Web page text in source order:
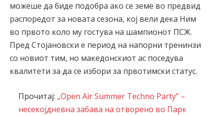
можеше да биде подобра ако се земе во предвид
распоредот за новата сезона, кој вели дека Ним
во првото коло му гостува на шампионот ПСЖ.
Пред Стојановски е период на напорни тренинзи
со новиот тим, но македонскиот ас поседува
квалитети за да се избори за првотимски статус.
Прочитај: „Open Air Summer Techno Party“ –
несекојдневна забава на отворено во Парк